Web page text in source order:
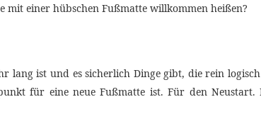
einer hübschen Fußmatte willkommen heißen?
lang ist und es sicherlich Dinge gibt, die rein logisch
für eine neue Fußmatte ist. Für den Neustart.